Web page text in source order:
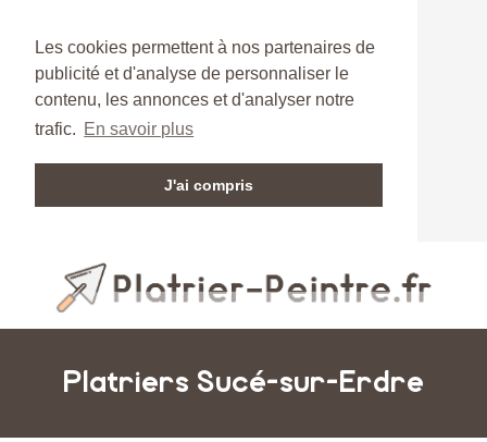
Les cookies permettent à nos partenaires de
publicité et d'analyse de personnaliser le
contenu, les annonces et d'analyser notre
trafic. En savoir plus
J'ai compris
Platriers Sucé-sur-Erdre